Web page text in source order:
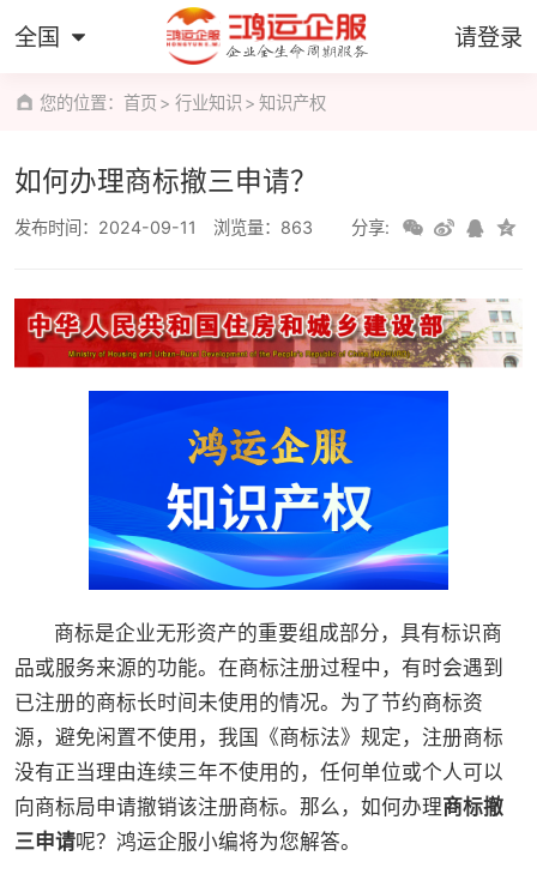
全国 请登录
您的位置：首页 行业知识 知识产权
如何办理商标撤三申请？
发布时间：2024-09-11 浏览量：863 分享:
商标是企业无形资产的重要组成部分，具有标识商
品或服务来源的功能。在商标注册过程中，有时会遇到
已注册的商标长时间未使用的情况。为了节约商标资
源，避免闲置不使用，我国《商标法》规定，注册商标
没有正当理由连续三年不使用的，任何单位或个人可以
向商标局申请撤销该注册商标。那么，如何办理商标撤
三申请呢？鸿运企服小编将为您解答。